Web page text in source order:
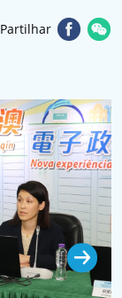
Partilhar